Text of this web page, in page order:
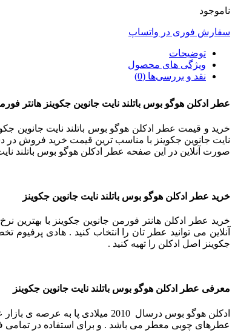
ناموجود
سفارش فوری در واتساپ
توضیحات
ویژگی های محصول
نقد و بررسی‌ها (0)
عطر ادکلن هوگو بوس باتلند نایت جانوین جکوینز هانتر
خرید و قیمت عطر ادکلن هوگو بوس باتلند نایت جانوین
نایت جانوین جکوینز با مناسب ترین قیمت خرید فروش در
صورت آنلاین در این صفحه عطر ادکلن هوگو بوس باتلند
خرید عطر ادکلن هوگو بوس باتلند نایت جانوین جکوینز
خرید عطر ادکلن هانتر فورمن جانوین جکوینز با بهترین
آنلاین می توانید عطر تان را انتخاب کنید . هادی
جکوینز اصل ادکلن را تهیه کنید .
معرفی عطر ادکلن هوگو بوس باتلند نایت جانوین جکوینز
ادکلن هوگو بوس درسال 2010 میلادی پا به عرصه ی بازار عطر و ادکلن نهاد . این عطر مردانه بسیار خوشبو و شیک می باشدو مخصوص آقایان خاص پسند می باشد .
عطرهای چوبی معطر می باشد . و برای استفاده در